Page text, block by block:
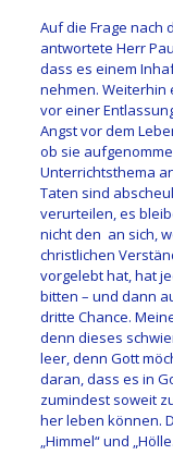
Auf die Frage nach
antwortete Herr
dass es einem
nehmen. Weiterhin
vor einer
Angst vor dem
ob sie
Unterrichtsthema
Taten sind
verurteilen, es
nicht den an sich,
christlichen
vorgelebt hat, hat
bitten – und dann
dritte Chance.
denn dieses
leer, denn Gott
daran, dass es in
zumindest soweit
her leben können.
„Himmel“ und